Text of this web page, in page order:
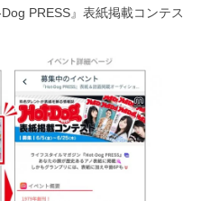
PRESS』表紙掲載コンテス